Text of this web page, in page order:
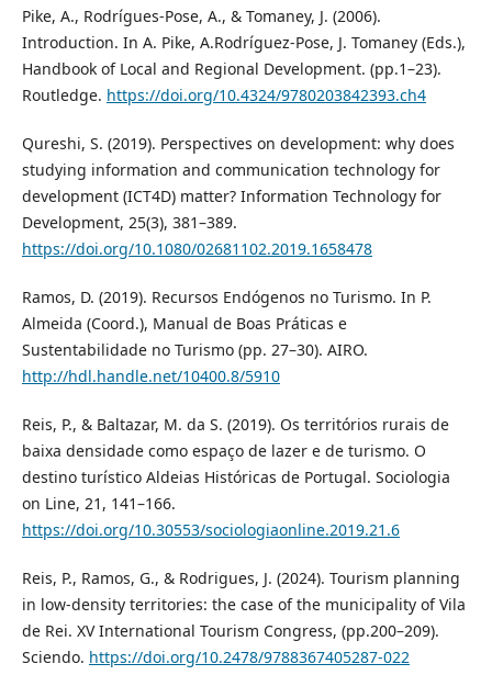
Pike, A., Rodrígues-Pose, A., & Tomaney, J. (2006).
Introduction. In A. Pike, A.Rodríguez-Pose, J. Tomaney (Eds.),
Handbook of Local and Regional Development. (pp.1–23).
Routledge. https://doi.org/10.4324/9780203842393.ch4
Qureshi, S. (2019). Perspectives on development: why does
studying information and communication technology for
development (ICT4D) matter? Information Technology for
Development, 25(3), 381–389.
https://doi.org/10.1080/02681102.2019.1658478
Ramos, D. (2019). Recursos Endógenos no Turismo. In P.
Almeida (Coord.), Manual de Boas Práticas e
Sustentabilidade no Turismo (pp. 27–30). AIRO.
http://hdl.handle.net/10400.8/5910
Reis, P., & Baltazar, M. da S. (2019). Os territórios rurais de
baixa densidade como espaço de lazer e de turismo. O
destino turístico Aldeias Históricas de Portugal. Sociologia
on Line, 21, 141–166.
https://doi.org/10.30553/sociologiaonline.2019.21.6
Reis, P., Ramos, G., & Rodrigues, J. (2024). Tourism planning
in low-density territories: the case of the municipality of Vila
de Rei. XV International Tourism Congress, (pp.200–209).
Sciendo. https://doi.org/10.2478/9788367405287-022